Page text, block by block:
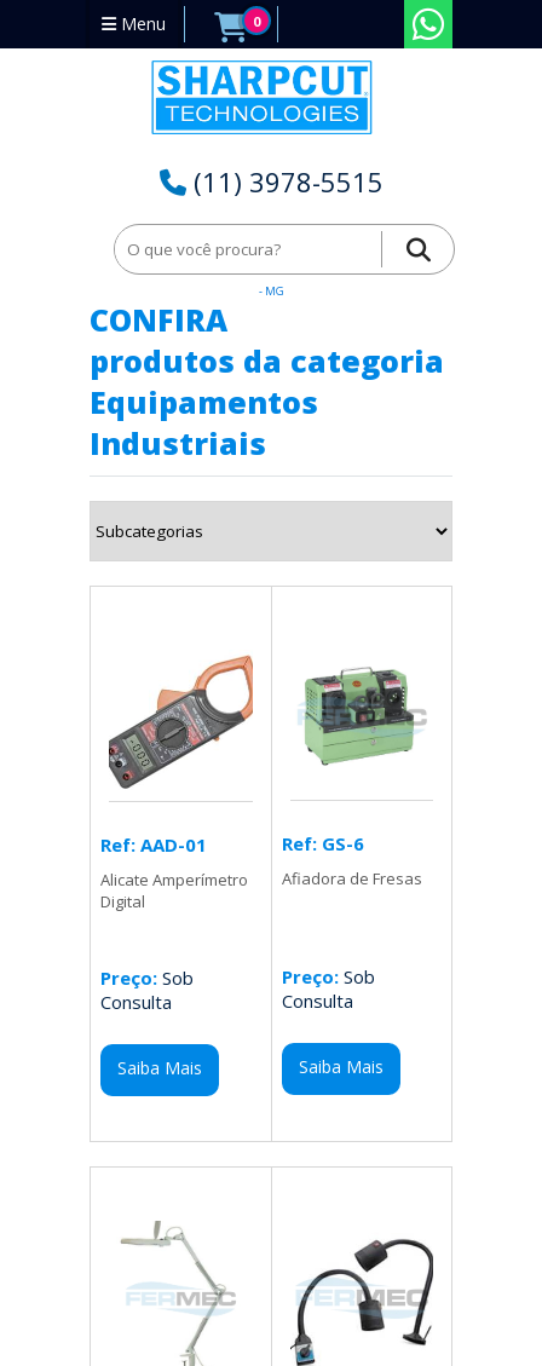
Menu 0
(11) 3978-5515
Home
Equipamentos Industriais em Machacalis - Minas Gerais
- MG
CONFIRA
produtos da categoria
Equipamentos
Industriais
Ref: AAD-01
Alicate Amperímetro
Digital
Preço: Sob
Consulta
Saiba Mais
Ref: GS-6
Afiadora de Fresas
Preço:Sob
Consulta
Saiba Mais